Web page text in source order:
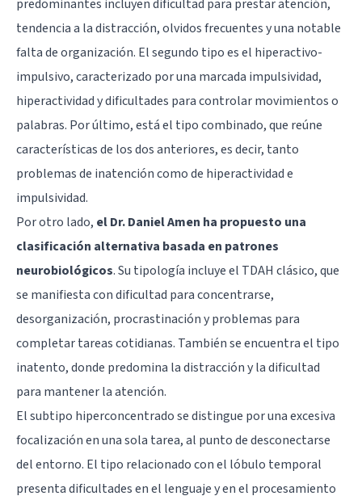
predominantes incluyen dificultad para prestar atención,
tendencia a la distracción, olvidos frecuentes y una notable
falta de organización. El segundo tipo es el hiperactivo-
impulsivo, caracterizado por una marcada impulsividad,
hiperactividad y dificultades para controlar movimientos o
palabras. Por último, está el tipo combinado, que reúne
características de los dos anteriores, es decir, tanto
problemas de inatención como de hiperactividad e
impulsividad.
Por otro lado, el Dr. Daniel Amen ha propuesto una
clasificación alternativa basada en patrones
neurobiológicos. Su tipología incluye el TDAH clásico, que
se manifiesta con dificultad para concentrarse,
desorganización, procrastinación y problemas para
completar tareas cotidianas. También se encuentra el tipo
inatento, donde predomina la distracción y la dificultad
para mantener la atención.
El subtipo hiperconcentrado se distingue por una excesiva
focalización en una sola tarea, al punto de desconectarse
del entorno. El tipo relacionado con el lóbulo temporal
presenta dificultades en el lenguaje y en el procesamiento